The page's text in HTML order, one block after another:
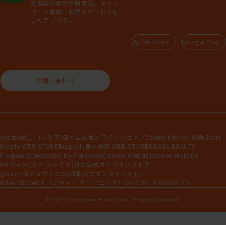
会員証の表示や新商品、キャン
ペーン情報、お得なクーポンも
このアプリで。
Apple Store Google Play
お問い合わせ
ecostore(エコストア)日本公式オンラインショップCosme Kitchen WebStore
Biople WEB STOREBiople七里ヶ浜店 WEB STORESNIDEL BEAUTY
F organics WebsiteO by F WebsiteCelvoke Websiteto/one Website
Me Today(ミー トゥデイ)日本公式オンラインストア
giovanni(ジョヴァンニ)日本公式オンラインストア
Mitea ORGANIC（ミティア オーガニック） GO GREEN MEMBER'S
© 2024 Innersense Beauty Asia. All rights reserved.